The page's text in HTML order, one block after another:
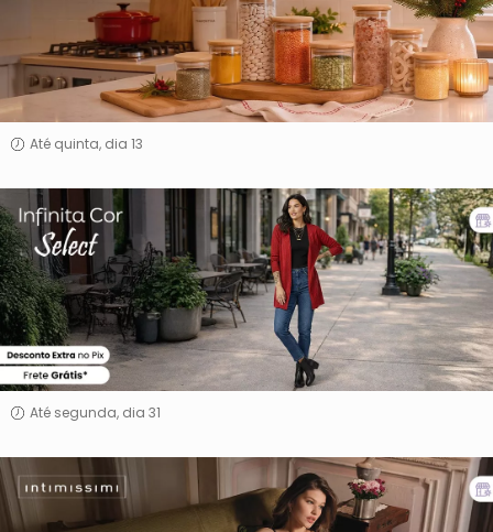
Até quinta, dia 13
INFINITA
COR
&
SELECT
Até segunda, dia 31
Intimissimi